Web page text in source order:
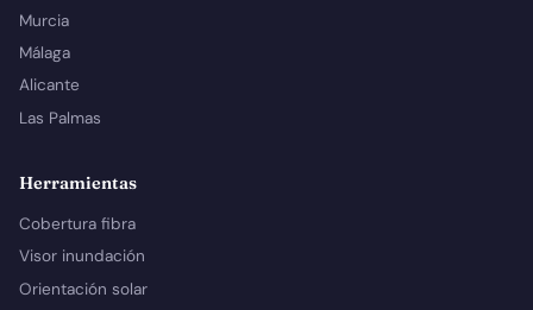
Murcia
Málaga
Alicante
Las Palmas
Herramientas
Cobertura fibra
Visor inundación
Orientación solar